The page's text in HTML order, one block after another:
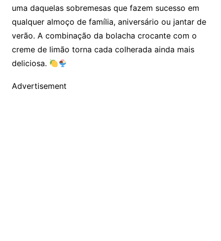
uma daquelas sobremesas que fazem sucesso em
qualquer almoço de família, aniversário ou jantar de
verão. A combinação da bolacha crocante com o
creme de limão torna cada colherada ainda mais
deliciosa.
Advertisement